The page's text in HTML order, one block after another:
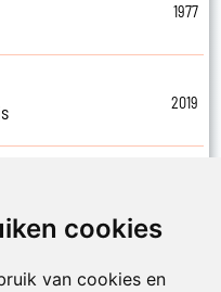
cookies
van cookies en
1977
2019